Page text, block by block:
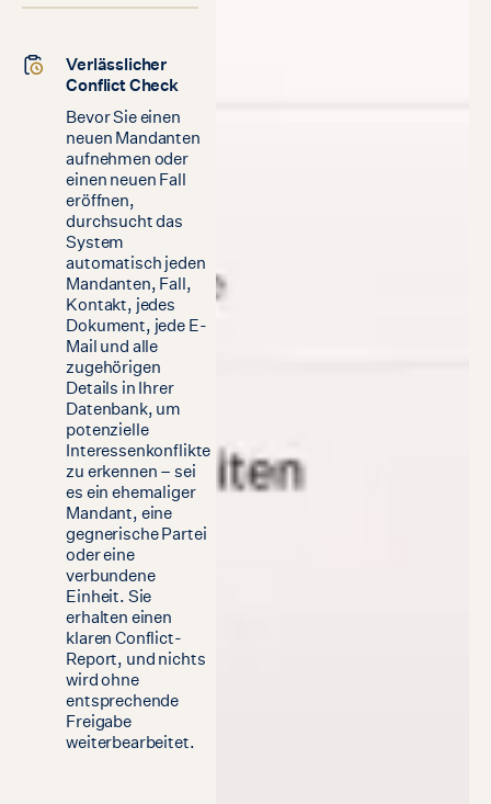
Verlässlicher
Conflict Check
Bevor Sie einen
neuen Mandanten
aufnehmen oder
einen neuen Fall
eröffnen,
durchsucht das
System
automatisch jeden
Mandanten, Fall,
Kontakt, jedes
Dokument, jede E-
Mail und alle
zugehörigen
Details in Ihrer
Datenbank, um
potenzielle
Interessenkonflikte
zu erkennen – sei
es ein ehemaliger
Mandant, eine
gegnerische Partei
oder eine
verbundene
Einheit. Sie
erhalten einen
klaren Conflict-
Report, und nichts
wird ohne
entsprechende
Freigabe
weiterbearbeitet.